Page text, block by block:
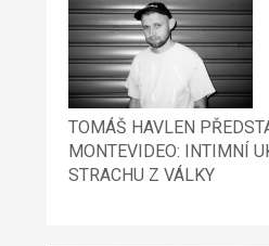
TOMÁŠ HAVLEN
MONTEVIDEO: INTIMNÍ
STRACHU Z VÁLKY